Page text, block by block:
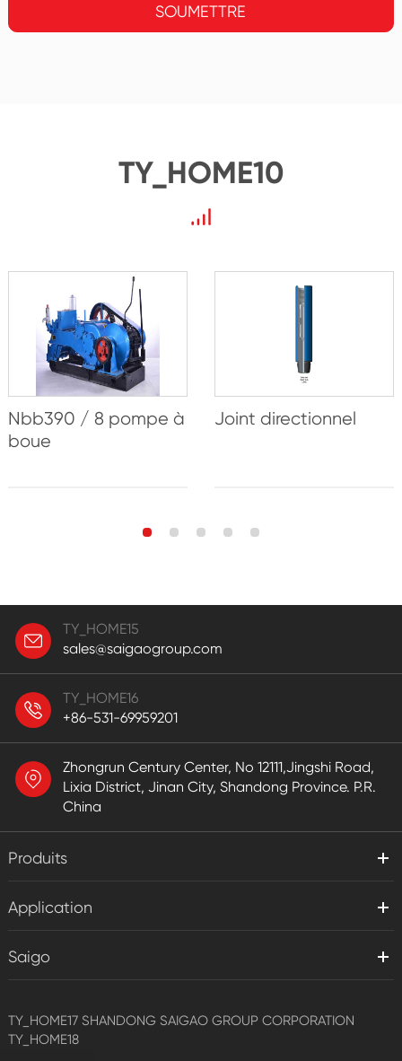
SOUMETTRE
TY_HOME10
Nbb390 / 8 pompe à
boue
Joint directionnel
TY_HOME15
sales@saigaogroup.com
TY_HOME16
+86-531-69959201
Zhongrun Century Center, No 12111,Jingshi Road,
Lixia District, Jinan City, Shandong Province. P.R.
China
Produits
Application
Saigo
TY_HOME17 SHANDONG SAIGAO GROUP CORPORATION
TY_HOME18